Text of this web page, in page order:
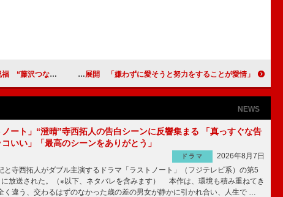
王子』は縁起がいい」 土屋アンナ“アモーレ”トークを展開 「嫌わずに愛そうと努力をすることが愛情」
NEWS
ノート」“澄晴”寺西拓人の告白シーンに反響集まる 「真っすぐな告
いい」「最高のシーンをありがとう」
ドラマ
2026年8月7日
寺西拓人がダブル主演するドラマ「ラストノート」（フジテレビ系）の第5
放送された。（※以下、ネタバレを含みます） 本作は、環境も積み重ねてき
く違う、交わるはずのなかった歳の差の男女が静かに引かれ合い、人生で …